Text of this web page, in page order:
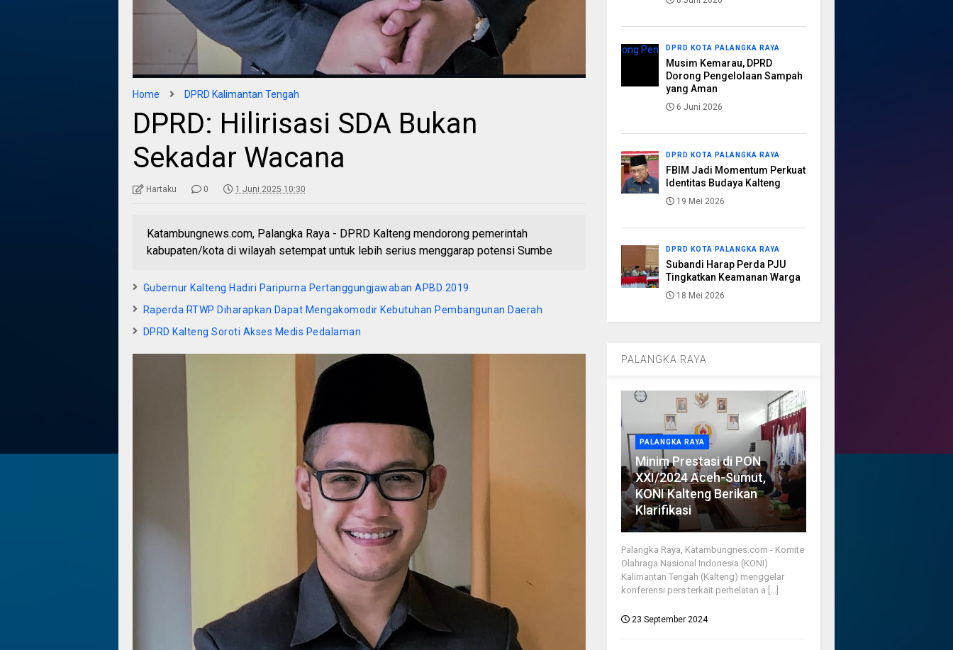
Home DPRD Kalimantan Tengah
DPRD: Hilirisasi SDA Bukan
Sekadar Wacana
Hartaku 0 1 Juni 2025 10:30
Katambungnews.com, Palangka Raya - DPRD Kalteng mendorong pemerintah
kabupaten/kota di wilayah setempat untuk lebih serius menggarap potensi Sumbe
Gubernur Kalteng Hadiri Paripurna Pertanggungjawaban APBD 2019
Raperda RTWP Diharapkan Dapat Mengakomodir Kebutuhan Pembangunan Daerah
DPRD Kalteng Soroti Akses Medis Pedalaman
DPRD KOTA PALANGKA RAYA
Musim Kemarau, DPRD
Dorong Pengelolaan Sampah
yang Aman
6 Juni 2026
DPRD KOTA PALANGKA RAYA
FBIM Jadi Momentum Perkuat
Identitas Budaya Kalteng
19 Mei 2026
DPRD KOTA PALANGKA RAYA
Subandi Harap Perda PJU
Tingkatkan Keamanan Warga
18 Mei 2026
PALANGKA RAYA
PALANGKA RAYA
Minim Prestasi di PON
XXI/2024 Aceh-Sumut,
KONI Kalteng Berikan
Klarifikasi
Palangka Raya, Katambungnes.com - Komite
Olahraga Nasional Indonesia (KONI)
Kalimantan Tengah (Kalteng) menggelar
konferensi pers terkait perhelatan a [...]
23 September 2024